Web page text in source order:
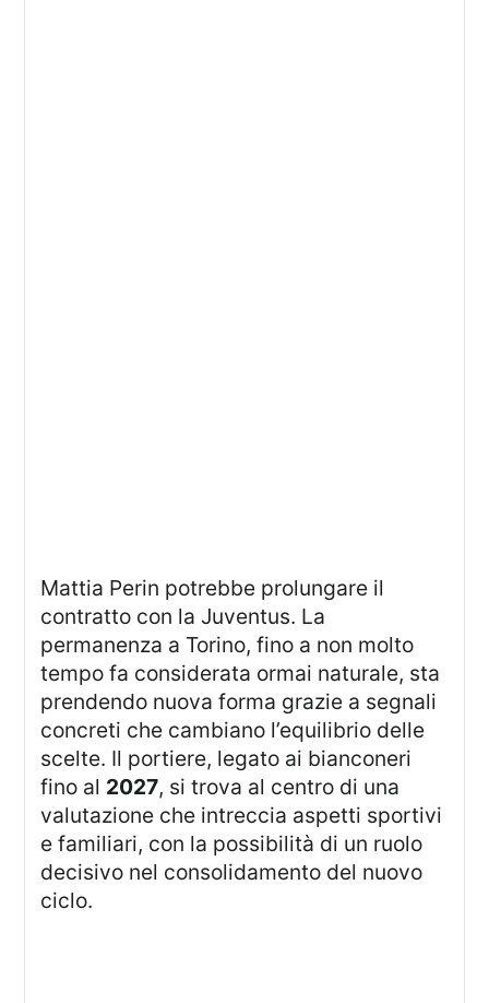
Mattia Perin potrebbe prolungare il
contratto con la Juventus. La
permanenza a Torino, fino a non molto
tempo fa considerata ormai naturale, sta
prendendo nuova forma grazie a segnali
concreti che cambiano l’equilibrio delle
scelte. Il portiere, legato ai bianconeri
fino al 2027, si trova al centro di una
valutazione che intreccia aspetti sportivi
e familiari, con la possibilità di un ruolo
decisivo nel consolidamento del nuovo
ciclo.